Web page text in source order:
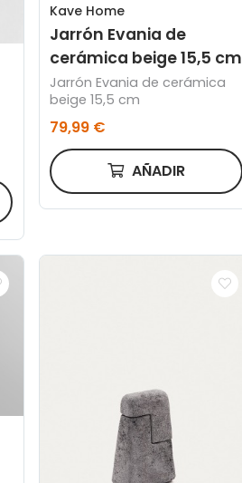
Kave Home
Jarrón Evania de
cerámica beige 15,5 cm
Jarrón Evania de cerámica
beige 15,5 cm
79,99 €
AÑADIR